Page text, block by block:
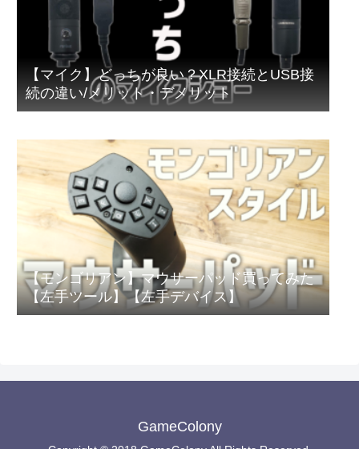
【マイク】どっちが良い？XLR接続とUSB接
続の違い/メリット・デメリット
【モンゴリアン】マウサーパッド買ってみた
【左手ツール】【左手デバイス】
GameColony